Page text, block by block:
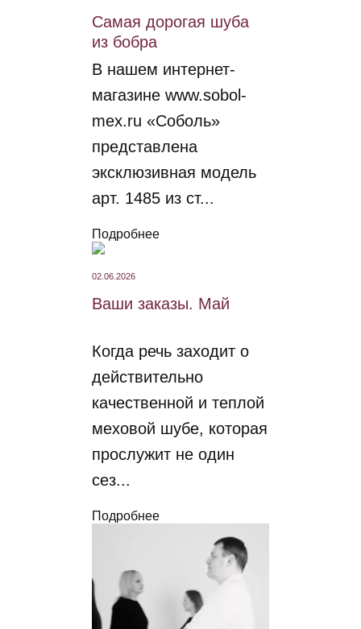
Самая дорогая шуба
из бобра
В нашем интернет-
магазине www.sobol-
mex.ru «Соболь»
представлена
эксклюзивная модель
арт. 1485 из ст...
Подробнее
02.06.2026
Ваши заказы. Май
Когда речь заходит о
действительно
качественной и теплой
меховой шубе, которая
прослужит не один
сез...
Подробнее